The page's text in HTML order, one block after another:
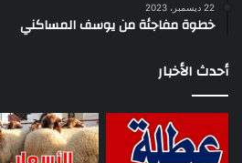
22 ديسمبر، 2023
خطوة مفاجئة من يوسف المساكني
أحدث الأخبار